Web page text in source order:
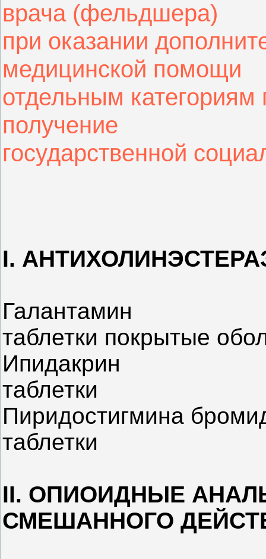
врача (фельдшера)
при оказании
медицинской помощи
отдельным
получение
государственной
I.
Галантамин
таблетки покрытые
Ипидакрин
таблетки
Пиридостигмина
таблетки
II. ОПИОИДНЫЕ
СМЕШАННОГО